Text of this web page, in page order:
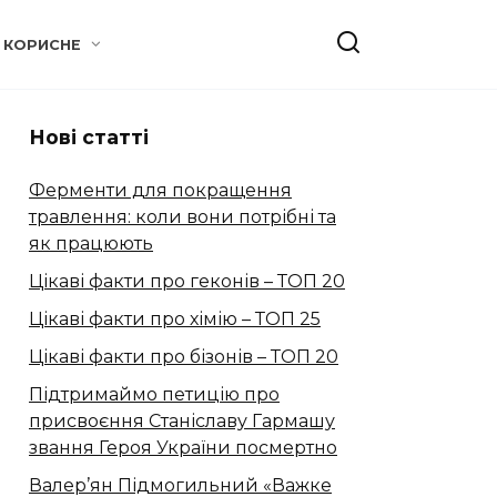
КОРИСНЕ
Нові статті
Ферменти для покращення
травлення: коли вони потрібні та
як працюють
Цікаві факти про геконів – ТОП 20
Цікаві факти про хімію – ТОП 25
Цікаві факти про бізонів – ТОП 20
Підтримаймо петицію про
присвоєння Станіславу Гармашу
звання Героя України посмертно
Валер’ян Підмогильний «Важке